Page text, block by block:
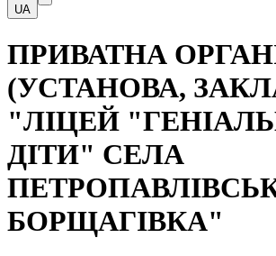
UA
ПРИВАТНА
(УСТАНОВА,
"ЛІЦЕЙ
ДІТИ" СЕЛА
БОРЩАГІВКА"